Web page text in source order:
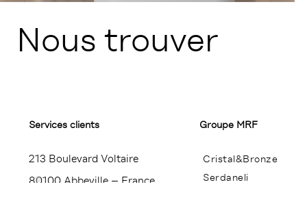
Nous trouver
Services clients
213 Boulevard Voltaire
80100 Abbeville – France
Groupe MRF
Cristal&Bronze
Serdaneli